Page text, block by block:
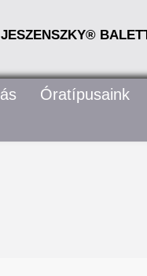
Óratípusaink